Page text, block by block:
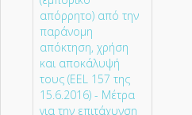
απόρρητο) από την
παράνομη
απόκτηση, χρήση
και αποκάλυψή
τους (EEL 157 της
15.6.2016) - Μέτρα
για την επιτάχυνση